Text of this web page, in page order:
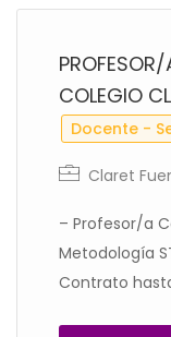
COLEGIO
Docente -
Claret
– Profesor/a
Metodología
Contrato